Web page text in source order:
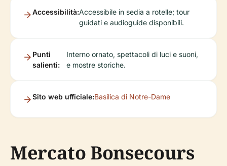
Accessibilità:Accessibile in sedia a rotelle; tour
guidati e audioguide disponibili.
Punti
salienti:
Interno ornato, spettacoli di luci e suoni,
e mostre storiche.
Sito web ufficiale:Basilica di Notre-Dame
Mercato Bonsecours